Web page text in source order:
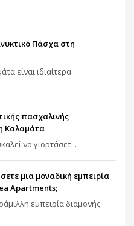
Πάσχα στη
είναι ιδιαίτερα
πασχαλινής
Καλαμάτα
να γιορτάσετ...
μια μοναδική εμπειρία
Apartments;
εμπειρία διαμονής